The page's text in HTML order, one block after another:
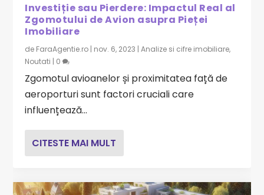
Investiție sau Pierdere: Impactul Real al
Zgomotului de Avion asupra Pieței
Imobiliare
de FaraAgentie.ro | nov. 6, 2023 |Analize si cifre imobiliare,
Noutati | 0
Zgomotul avioanelor și proximitatea față de
aeroporturi sunt factori cruciali care
influențează...
CITESTE MAI MULT